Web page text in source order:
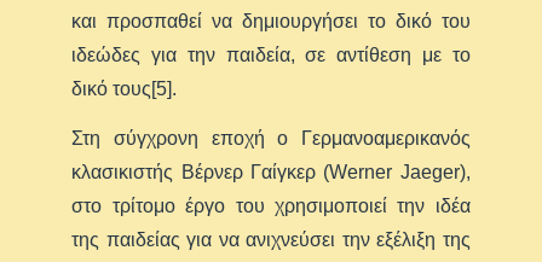
και προσπαθεί να δημιουργήσει το δικό του
ιδεώδες για την παιδεία, σε αντίθεση με το
δικό τους[5].
Στη σύγχρονη εποχή ο Γερμανοαμερικανός
κλασικιστής Βέρνερ Γαίγκερ (Werner Jaeger),
στο τρίτομο έργο του χρησιμοποιεί την ιδέα
της παιδείας για να ανιχνεύσει την εξέλιξη της